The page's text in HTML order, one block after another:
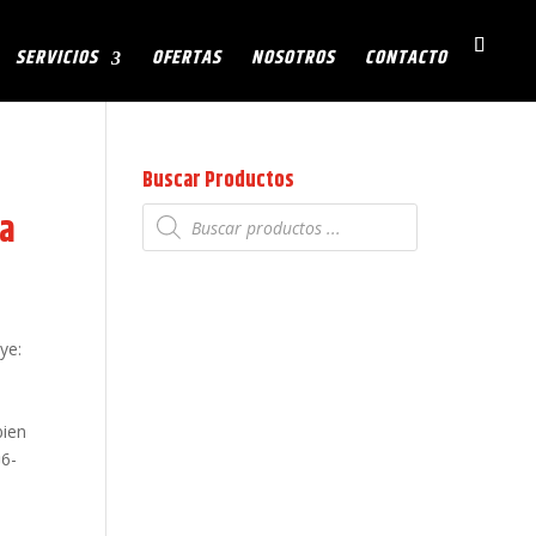
SERVICIOS OFERTAS NOSOTROS CONTACTO
Buscar Productos
Búsqueda
de
productos